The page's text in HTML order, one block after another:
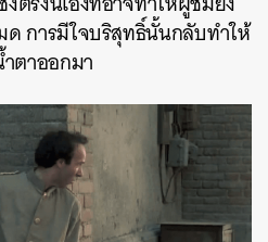
ด การมีใจบริสุทธิ์นั้นกลับทำให้
ตาออกมา